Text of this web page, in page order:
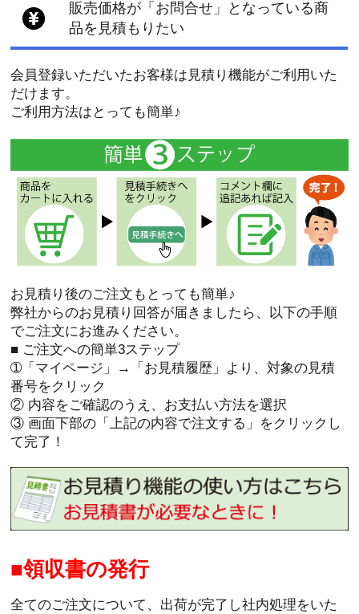
販売価格が「お問合せ」となっている商
品を見積もりたい
会員登録いただいたお客様は見積り機能がご利用いた
だけます。
ご利用方法はとっても簡単♪
お見積り後のご注文もとっても簡単♪
弊社からのお見積り回答が届きましたら、以下の手順
でご注文にお進みください。
■ ご注文への簡単3ステップ
➀「マイページ」→「お見積履歴」より、対象の見積
番号をクリック
② 内容をご確認のうえ、お支払い方法を選択
③ 画面下部の「上記の内容で注文する」をクリックし
て完了！
領収書の発行
全てのご注文について、出荷が完了し社内処理をいた